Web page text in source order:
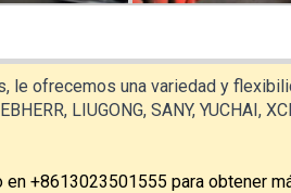
ofrecemos una variedad y
LIUGONG, SANY,
+8613023501555 para obtener